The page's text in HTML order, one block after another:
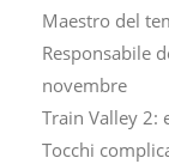
Maestro del
Responsabile
novembre
Train Valley 2:
Tocchi